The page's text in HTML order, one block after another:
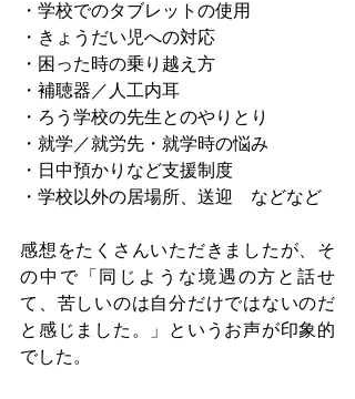
・学校でのタブレットの使用
・きょうだい児への対応
・困った時の乗り越え方
・補聴器／人工内耳
・ろう学校の先生とのやりとり
・就学／就労先・就学時の悩み
・日中預かりなど支援制度
・学校以外の居場所、送迎　などなど
感想をたくさんいただきましたが、そ
の中で「同じような境遇の方と話せ
て、苦しいのは自分だけではないのだ
と感じました。」というお声が印象的
でした。